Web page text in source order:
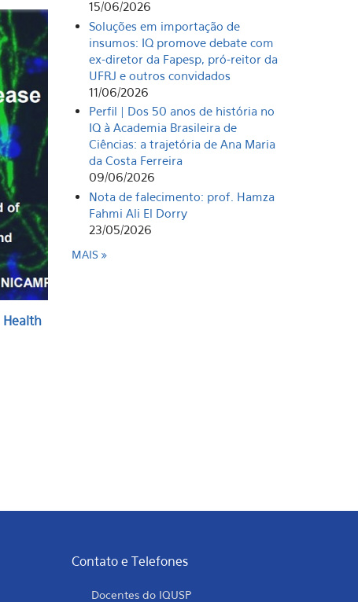
Health
15/06/2026
Soluções em importação de
insumos: IQ promove debate com
ex-diretor da Fapesp, pró-reitor da
UFRJ e outros convidados
11/06/2026
Perfil | Dos 50 anos de história no
IQ à Academia Brasileira de
Ciências: a trajetória de Ana Maria
da Costa Ferreira
09/06/2026
Nota de falecimento: prof. Hamza
Fahmi Ali El Dorry
23/05/2026
MAIS
Contato e Telefones
Docentes do IQUSP